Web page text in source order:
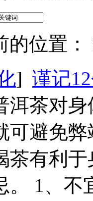
的位置：
] 谨记
洱茶对
可避免
茶有利
。 1、不